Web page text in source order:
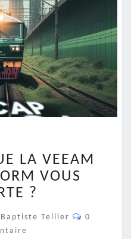
LA VEEAM
VOUS
?
Baptiste Tellier
0